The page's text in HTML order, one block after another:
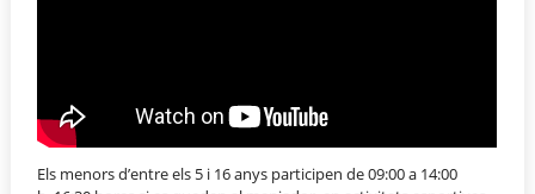
Els menors d’entre els 5 i 16 anys participen de 09:00 a 14:00